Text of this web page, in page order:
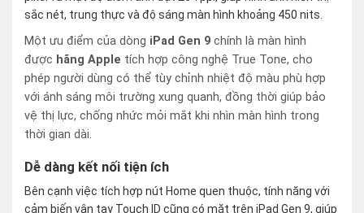
sắc nét, trung thực và độ sáng màn hình khoảng 450 nits.
Một ưu điểm của dòng iPad Gen 9 chính là màn hình
được hãng Apple tích hợp công nghệ True Tone, cho
phép người dùng có thể tùy chỉnh nhiệt độ màu phù hợp
với ánh sáng môi trường xung quanh, đồng thời giúp bảo
vệ thị lực, chống nhức mỏi mắt khi nhìn màn hình trong
thời gian dài.
Dễ dàng kết nối tiện ích
Bên cạnh việc tích hợp nút Home quen thuộc, tính năng với
cảm biến vân tay Touch ID cũng có mặt trên iPad Gen 9, giúp